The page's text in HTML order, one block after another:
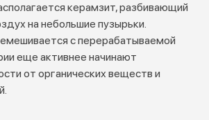
керамзит, разбивающий
на небольшие пузырьки.
с перерабатываемой
еще активнее начинают
от органических веществ и